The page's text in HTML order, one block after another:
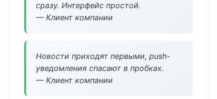
сразу. Интерфейс простой.
— Клиент компании
Новости приходят первыми, push-
уведомления спасают в пробках.
— Клиент компании